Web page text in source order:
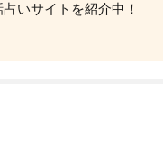
いサイトを紹介中！